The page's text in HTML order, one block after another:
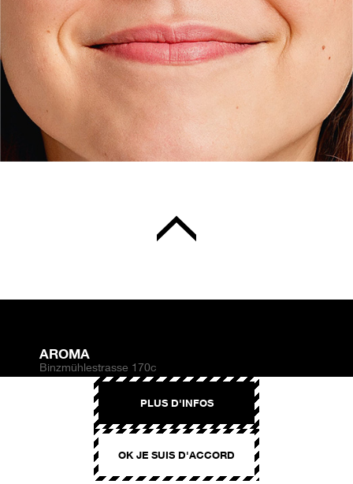
OK JE SUIS D'ACCORD
PLUS D'INFOS
AROMA
Binzmühlestrasse 170c
CH-8050 Zürich
CONTACT
hello@aroma.ch
Onlineformular
+41 44 208 12 29